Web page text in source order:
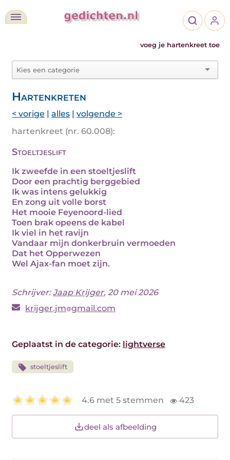
voeg je hartenkreet toe
Hartenkreten
< vorige | alles | volgende >
hartenkreet (nr. 60.008):
Stoeltjeslift
Ik zweefde in een stoeltjeslift
Door een prachtig berggebied
Ik was intens gelukkig
En zong uit volle borst
Het mooie Feyenoord-lied
Toen brak opeens de kabel
Ik viel in het ravijn
Vandaar mijn donkerbruin vermoeden
Dat het Opperwezen
Wel Ajax-fan moet zijn.
Schrijver:Jaap Krijger, 20 mei 2026
krijger.jm gmail.com
Geplaatst in de categorie: lightverse
stoeltjeslift
4.6 met 5 stemmen 423
deel als afbeelding